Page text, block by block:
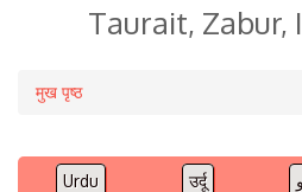
Taurait, Zabur,
Breadcrumb
मुख पृष्ठ
Urdu उर्दू